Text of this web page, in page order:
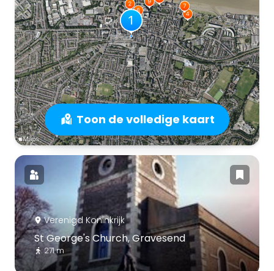
Toon de volledige kaart
Verenigd Koninkrijk
St George's Church, Gravesend
271 m